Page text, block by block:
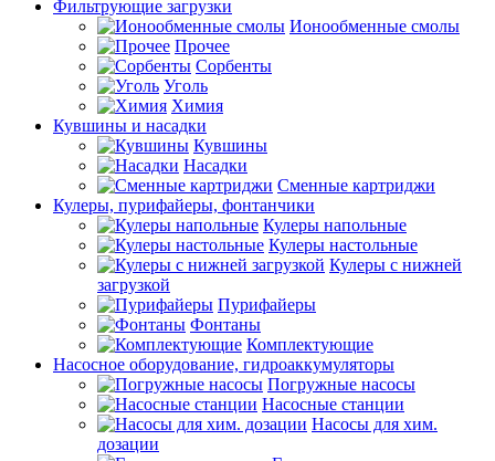
Фильтрующие загрузки
Ионообменные смолы
Прочее
Сорбенты
Уголь
Химия
Кувшины и насадки
Кувшины
Насадки
Сменные картриджи
Кулеры, пурифайеры, фонтанчики
Кулеры напольные
Кулеры настольные
Кулеры с нижней
загрузкой
Пурифайеры
Фонтаны
Комплектующие
Насосное оборудование, гидроаккумуляторы
Погружные насосы
Насосные станции
Насосы для хим.
дозации